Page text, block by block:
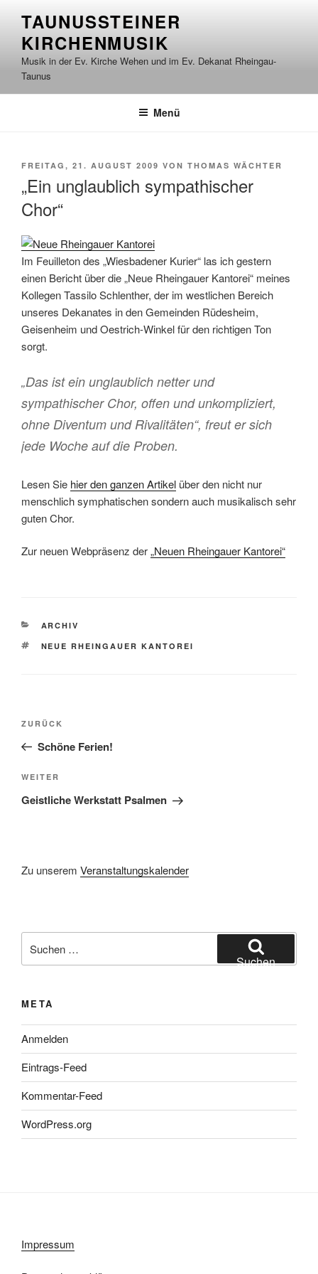
springen
TAUNUSSTEINER
KIRCHENMUSIK
Musik in der Ev. Kirche Wehen und im Ev. Dekanat Rheingau-
Taunus
Menü
VERÖFFENTLICHT
FREITAG, 21. AUGUST 2009 VON THOMAS WÄCHTER
„Ein unglaublich sympathischer
Chor“
Im Feuilleton des „Wiesbadener Kurier“ las ich gestern
einen Bericht über die „Neue Rheingauer Kantorei“ meines
Kollegen Tassilo Schlenther, der im westlichen Bereich
unseres Dekanates in den Gemeinden Rüdesheim,
Geisenheim und Oestrich-Winkel für den richtigen Ton
sorgt.
„Das ist ein unglaublich netter und
sympathischer Chor, offen und unkompliziert,
ohne Diventum und Rivalitäten“, freut er sich
jede Woche auf die Proben.
Lesen Sie hier den ganzen Artikel über den nicht nur
menschlich symphatischen sondern auch musikalisch sehr
guten Chor.
Zur neuen Webpräsenz der„Neuen Rheingauer Kantorei“
KATEGORIEN
ARCHIV
SCHLAGWÖRTER
NEUE RHEINGAUER KANTOREI
Beitragsnavigation
Vorheriger
Beitrag
ZURÜCK
Schöne Ferien!
Nächster
Beitrag
WEITER
Geistliche Werkstatt Psalmen
Zu unserem Veranstaltungskalender
nach:
Suchen
META
Anmelden
Eintrags-Feed
Kommentar-Feed
WordPress.org
Impressum